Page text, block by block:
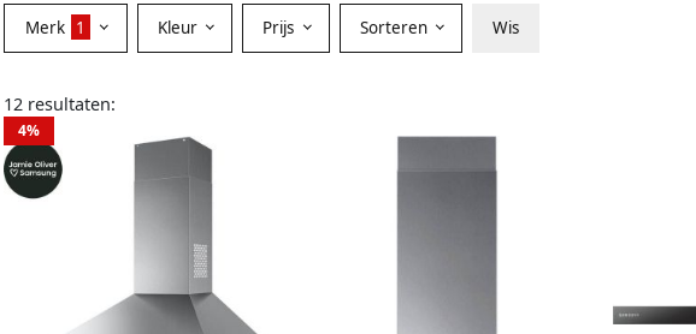
Merk 1 Kleur Prijs Sorteren Wis
12 resultaten:
4%